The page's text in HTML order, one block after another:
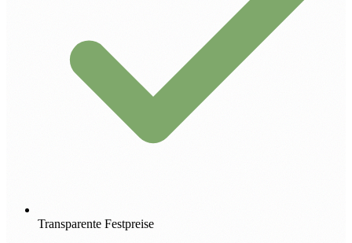
Transparente Festpreise